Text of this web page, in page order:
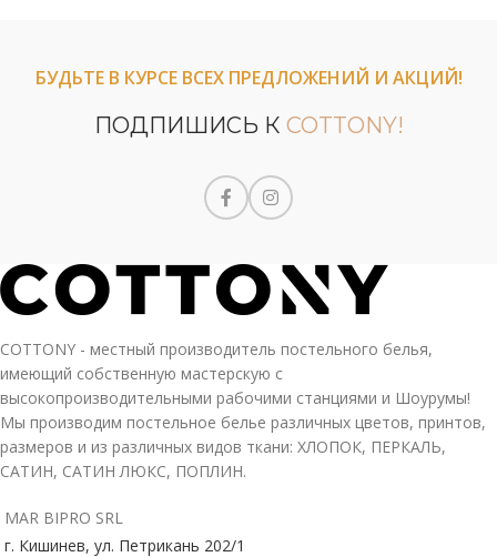
БУДЬТЕ В КУРСЕ ВСЕХ ПРЕДЛОЖЕНИЙ И АКЦИЙ!
ПОДПИШИСЬ К COTTONY!
COTTONY - местный производитель постельного белья,
имеющий собственную мастерскую с
высокопроизводительными рабочими станциями и Шоурумы!
Мы производим постельное белье различных цветов, принтов,
размеров и из различных видов ткани: ХЛОПОК, ПЕРКАЛЬ,
САТИН, САТИН ЛЮКС, ПОПЛИН.
MAR BIPRO SRL
г. Кишинев, ул. Петрикань 202/1